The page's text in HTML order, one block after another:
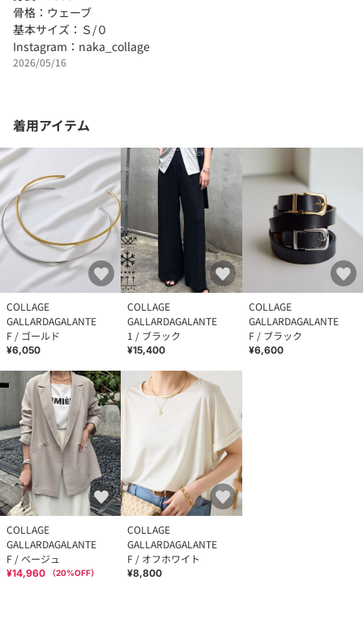
骨格：ウェーブ
基本サイズ：Ｓ/０
Instagram：naka_collage
2026/05/16
着用アイテム
COLLAGE
GALLARDAGALANTE
F / ゴールド
¥6,050
COLLAGE
GALLARDAGALANTE
1 / ブラック
¥15,400
COLLAGE
GALLARDAGALANTE
F / ブラック
¥6,600
COLLAGE
GALLARDAGALANTE
F / ベージュ
¥14,960 （20%OFF）
COLLAGE
GALLARDAGALANTE
F / オフホワイト
¥8,800